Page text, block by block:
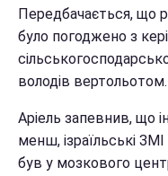
Передбачається, що
було погоджено з
володів вертольотом.
Аріель запевнив, що
менш, ізраїльські
був у мозкового